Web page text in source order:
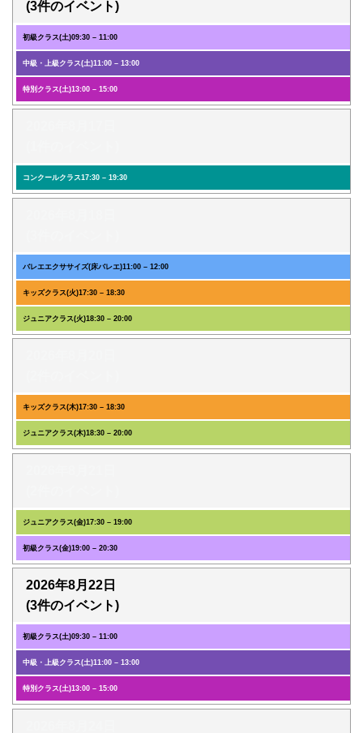
(3件のイベント)
初級クラス(土)09:30 – 11:00
中級・上級クラス(土)11:00 – 13:00
特別クラス(土)13:00 – 15:00
コンクールクラス17:30 – 19:30
バレエエクササイズ(床バレエ)11:00 – 12:00
キッズクラス(火)17:30 – 18:30
ジュニアクラス(火)18:30 – 20:00
キッズクラス(木)17:30 – 18:30
ジュニアクラス(木)18:30 – 20:00
ジュニアクラス(金)17:30 – 19:00
初級クラス(金)19:00 – 20:30
2026年8月22日
(3件のイベント)
初級クラス(土)09:30 – 11:00
中級・上級クラス(土)11:00 – 13:00
特別クラス(土)13:00 – 15:00